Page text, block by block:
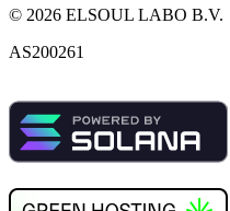
© 2026 ELSOUL LABO B.V.
AS200261